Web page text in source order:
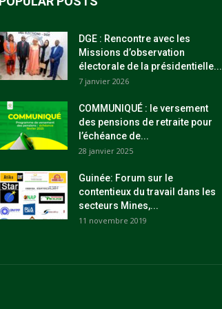
DGE : Rencontre avec les
Missions d’observation
électorale de la présidentielle...
7 janvier 2026
COMMUNIQUÉ : le versement
des pensions de retraite pour
l’échéance de...
28 janvier 2025
Guinée: Forum sur le
contentieux du travail dans les
secteurs Mines,...
11 novembre 2019